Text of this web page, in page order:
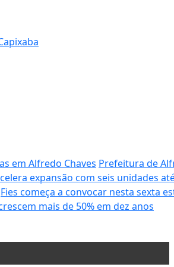
em Alfredo Chaves Prefeitura de
expansão com seis unidades
Fies começa a convocar nesta sexta
mais de 50% em dez anos